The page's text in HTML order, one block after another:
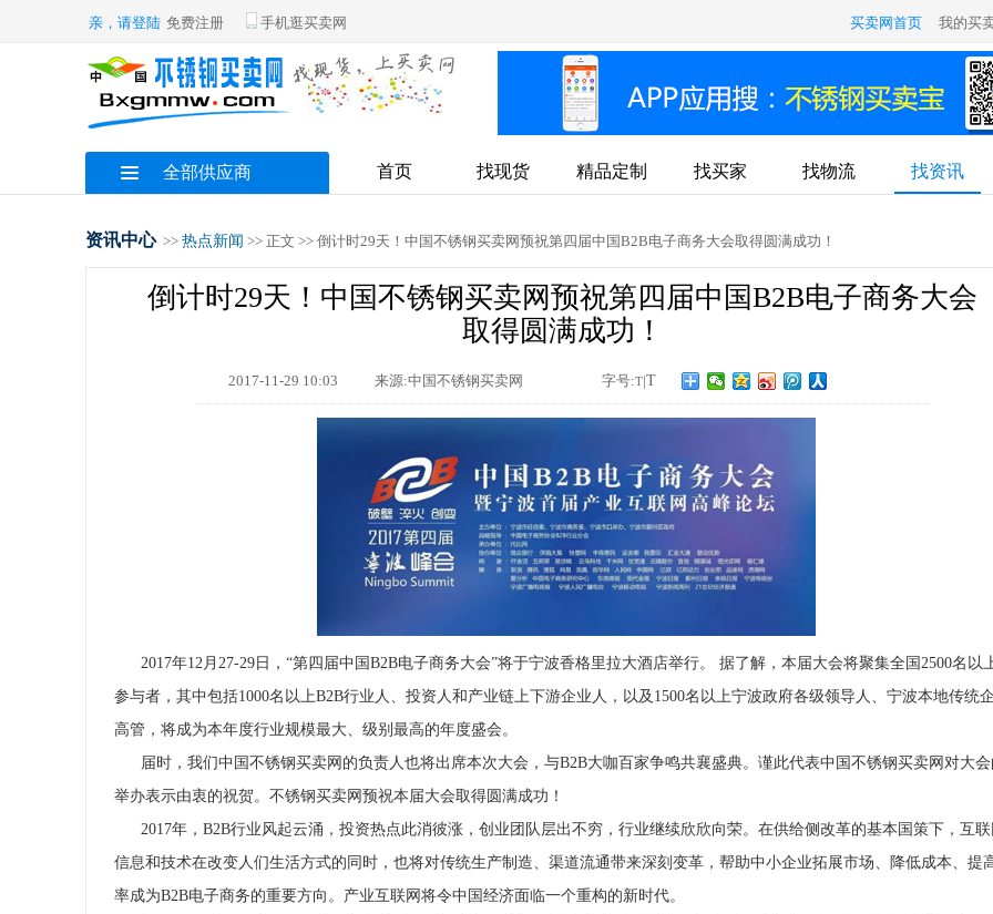
亲，请登陆 免费注册 手机逛买卖网 我的买
买卖网首页
全部供应商 首页 找现货 精品定制 找买家 找物流 找资讯
资讯中心>> 热点新闻 >> 正文 >> 倒计时29天！中国不锈钢买卖网预祝第四届中国B2B电子商务大会取得圆满成功！
倒计时29天！中国不锈钢买卖网预祝第四届中国B2B电子商务大会
取得圆满成功！
2017-11-29 10:03 来源:中国不锈钢买卖网 字号:T|T
2017年12月27-29日，“第四届中国B2B电子商务大会”将于宁波香格里拉大酒店举行。 据了解，本届大会将聚集全国2500名以
参与者，其中包括1000名以上B2B行业人、投资人和产业链上下游企业人，以及1500名以上宁波政府各级领导人、宁波本地传统
高管，将成为本年度行业规模最大、级别最高的年度盛会。
届时，我们中国不锈钢买卖网的负责人也将出席本次大会，与B2B大咖百家争鸣共襄盛典。谨此代表中国不锈钢买卖网对大会
举办表示由衷的祝贺。不锈钢买卖网预祝本届大会取得圆满成功！
2017年，B2B行业风起云涌，投资热点此消彼涨，创业团队层出不穷，行业继续欣欣向荣。在供给侧改革的基本国策下，互联
信息和技术在改变人们生活方式的同时，也将对传统生产制造、渠道流通带来深刻变革，帮助中小企业拓展市场、降低成本、提
率成为B2B电子商务的重要方向。产业互联网将令中国经济面临一个重构的新时代。